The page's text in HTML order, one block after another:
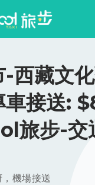
-西藏文
車接送:
旅步-交
機場接送